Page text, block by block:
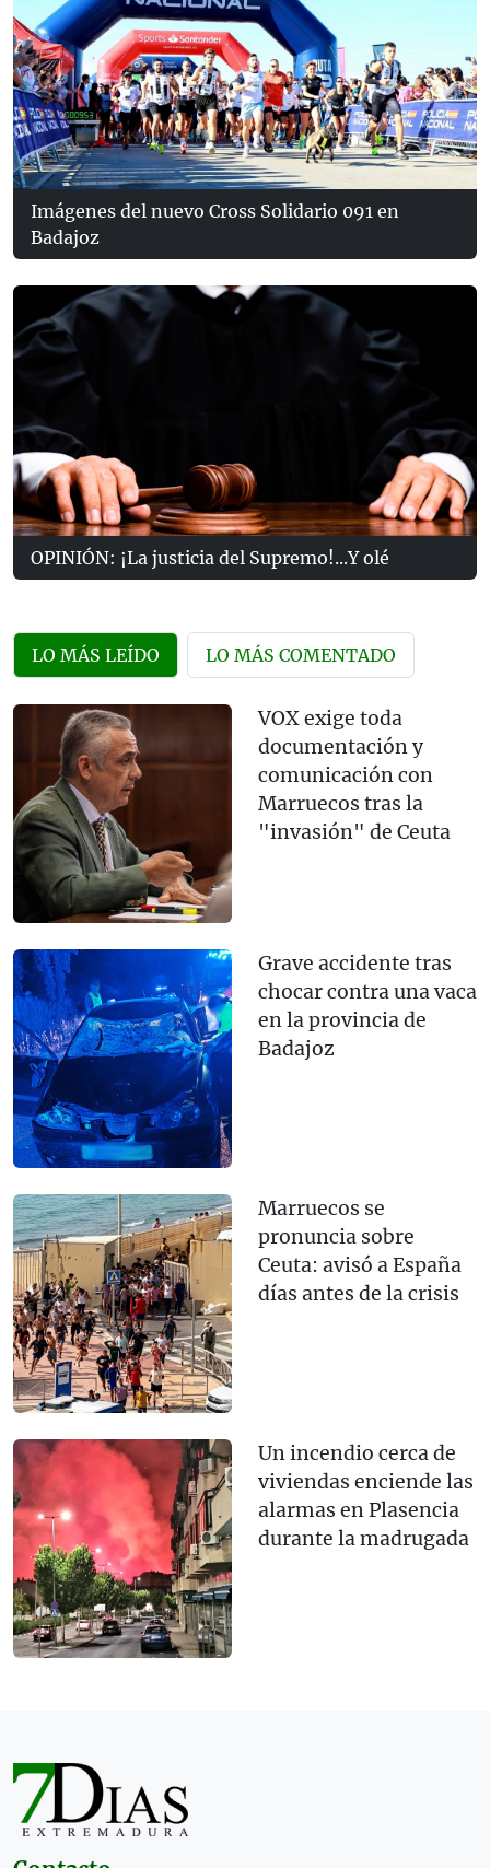
Imágenes del nuevo Cross Solidario 091 en
Badajoz
OPINIÓN: ¡La justicia del Supremo!...Y olé
LO MÁS LEÍDO LO MÁS COMENTADO
VOX exige toda
documentación y
comunicación con
Marruecos tras la
"invasión" de Ceuta
Grave accidente tras
chocar contra una vaca
en la provincia de
Badajoz
Marruecos se
pronuncia sobre
Ceuta: avisó a España
días antes de la crisis
Un incendio cerca de
viviendas enciende las
alarmas en Plasencia
durante la madrugada